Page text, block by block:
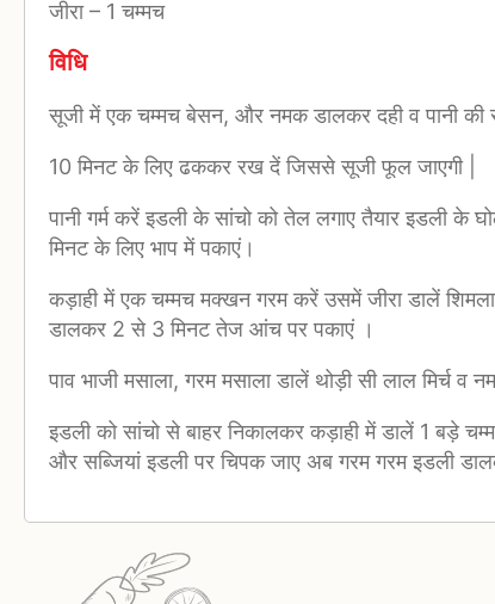
जीरा– 1 चम्मच
विधि
सूजी में एक चम्मच बेसन, और नमक डालकर दही व पानी की
10 मिनट के लिए ढककर रख दें जिससे सूजी फूल जाएगी |
पानी गर्म करें इडली के सांचो को तेल लगाए तैयार इडली के
मिनट के लिए भाप में पकाएं।
कड़ाही में एक चम्मच मक्खन गरम करें उसमें जीरा डालें शिमला
डालकर 2 से 3 मिनट तेज आंच पर पकाएं ।
पाव भाजी मसाला, गरम मसाला डालें थोड़ी सी लाल मिर्च
इडली को सांचो से बाहर निकालकर कड़ाही में डालें 1 बड़े
और सब्जियां इडली पर चिपक जाए अब गरम गरम इडली